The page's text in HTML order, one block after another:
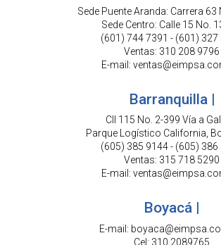
Sede Puente Aranda: Carrera 63
Sede Centro: Calle 15 No.
(601) 744 7391 - (601) 327
Ventas: 310 208 9796
E-mail:
Barranquilla |
Cll 115 No. 2-399 Vía a
Parque Logístico California,
(605) 385 9144 - (605) 386
Ventas: 315 718 5290
E-mail:
Boyacá |
E-mail:
Cel: 310 2089765